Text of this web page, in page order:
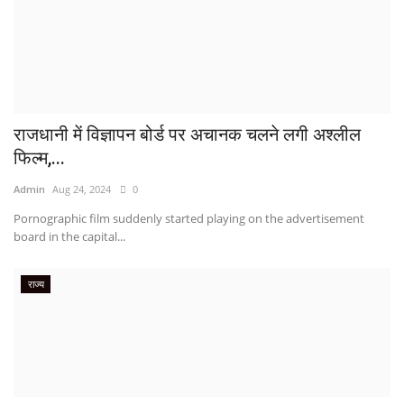
राजधानी में विज्ञापन बोर्ड पर अचानक चलने लगी अश्लील
फिल्म,...
Admin Aug 24, 2024 0
Pornographic film suddenly started playing on the advertisement
board in the capital...
राज्य